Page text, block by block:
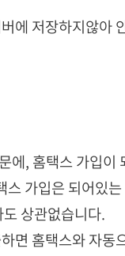
에 저장하지않아
에, 홈택스 가입이
가입은 되어있
상관없습니다.
면 홈택스와 자동